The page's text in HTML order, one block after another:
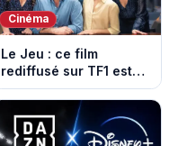
Cinéma
Le Jeu : ce film
rediffusé sur TF1 est
adapté d’un succès
italien devenu un
phénomène mondial